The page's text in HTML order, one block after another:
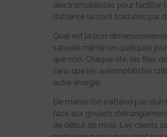
électromobilistes pour faciliter
d’attente se sont traduites par
Quel est le bon
saturée même les quelques
que non. Chaque été, les files
sans que les automobilistes
autre énergie.
De même l’on n’attend pas
face aux goulets
de début de mois. Les clients